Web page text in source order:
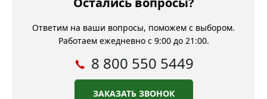
Ответим на ваши вопросы, поможем с выбором.
Работаем ежедневно с 9:00 до 21:00.
8 800 550 5449
ЗАКАЗАТЬ ЗВОНОК